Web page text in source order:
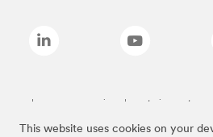
This website uses cookies on your
Las marcas mencionadas anteriormente